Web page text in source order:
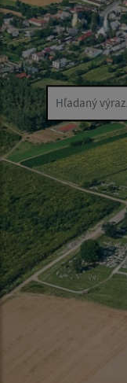
Hľadaný výraz...